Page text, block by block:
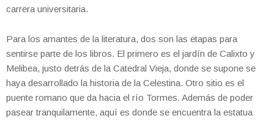
carrera universitaria.
Para los amantes de la literatura, dos son las etapas para
sentirse parte de los libros. El primero es el jardín de Calixto y
Melibea, justo detrás de la Catedral Vieja, donde se supone se
haya desarrollado la historia de la Celestina. Otro sitio es el
puente romano que da hacia el río Tormes. Además de poder
pasear tranquilamente, aquí es donde se encuentra la estatua